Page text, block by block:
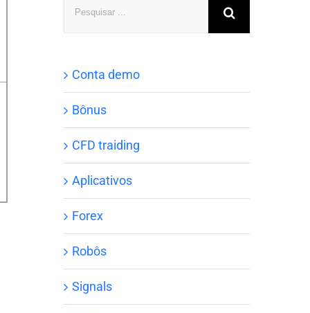
Conta demo
Bônus
CFD traiding
Aplicativos
Forex
Robôs
Signals